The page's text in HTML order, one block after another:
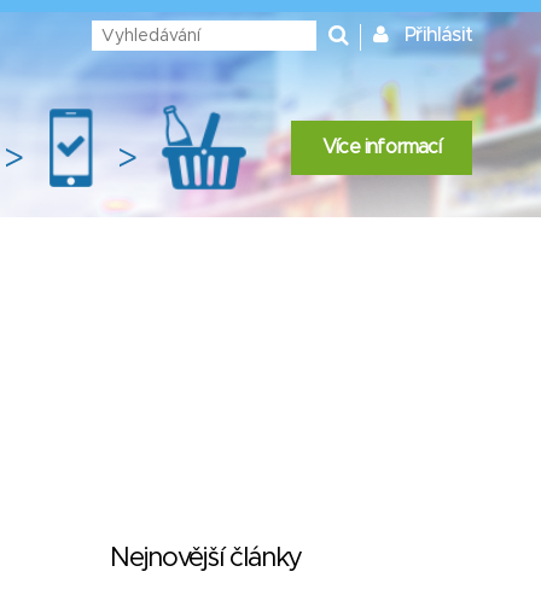
Přihlásit
> > Více informací
Nejnovější články